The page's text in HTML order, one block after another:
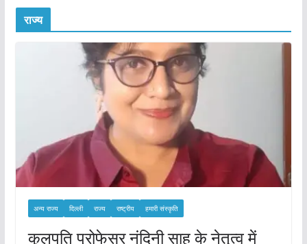
राज्य
अन्य राज्य दिल्ली राज्य राष्ट्रीय हमारी संस्कृति
कुलपति प्रोफेसर नंदिनी साहू के नेतृत्व में